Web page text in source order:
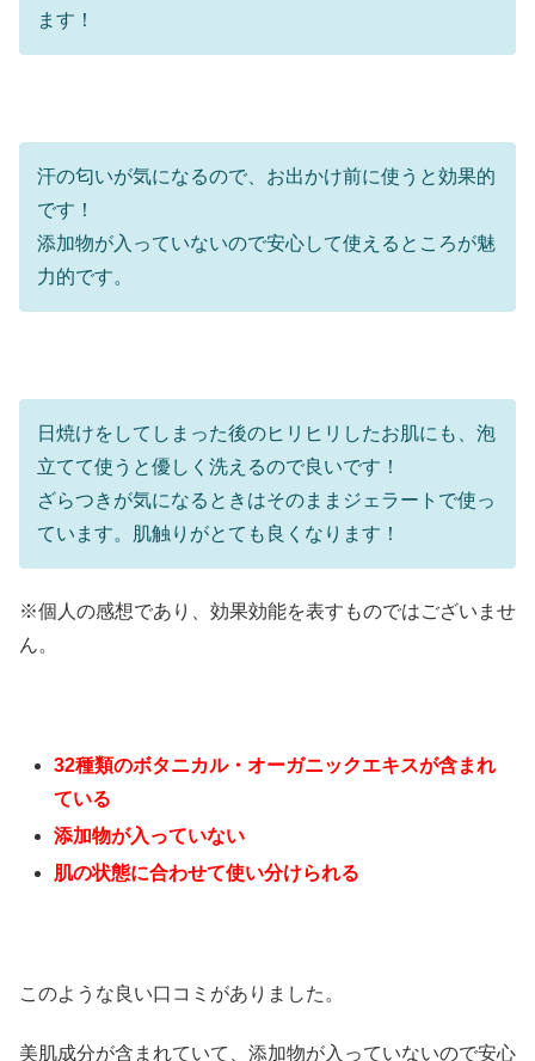
ます！
汗の匂いが気になるので、お出かけ前に使うと効果的
です！
添加物が入っていないので安心して使えるところが魅
力的です。
日焼けをしてしまった後のヒリヒリしたお肌にも、泡
立てて使うと優しく洗えるので良いです！
ざらつきが気になるときはそのままジェラートで使っ
ています。肌触りがとても良くなります！
※個人の感想であり、効果効能を表すものではございませ
ん。
32種類のボタニカル・オーガニックエキスが含まれ
ている
添加物が入っていない
肌の状態に合わせて使い分けられる
このような良い口コミがありました。
美肌成分が含まれていて、添加物が入っていないので安心